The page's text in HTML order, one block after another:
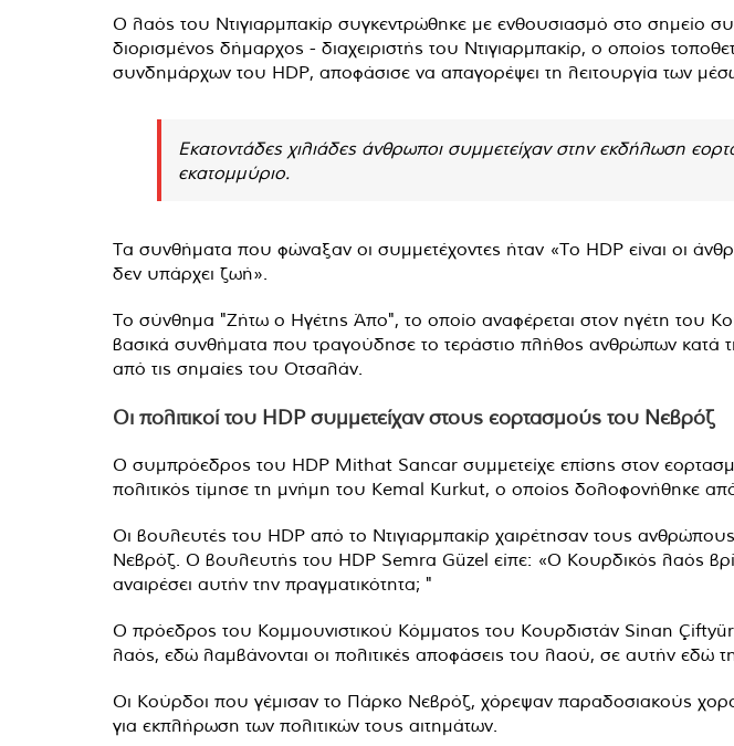
Ο λαός του Ντιγιαρμπακίρ συγκεντρώθηκε με ενθουσιασμό στο σημείο
διορισμένος δήμαρχος - διαχειριστής του Ντιγιαρμπακίρ, ο οποίος
συνδημάρχων του HDP, αποφάσισε να απαγορέψει τη λειτουργία των
Εκατοντάδες χιλιάδες άνθρωποι συμμετείχαν στην εκδήλωση
εκατομμύριο.
Τα συνθήματα που φώναξαν οι συμμετέχοντες ήταν «Το HDP είναι οι
δεν υπάρχει ζωή».
Το σύνθημα "Ζήτω ο Ηγέτης Άπο", το οποίο αναφέρεται στον ηγέτη του
βασικά συνθήματα που τραγούδησε το τεράστιο πλήθος ανθρώπων
από τις σημαίες του Οτσαλάν.
Οι πολιτικοί του HDP συμμετείχαν στους εορτασμούς του Νεβρόζ
Ο συμπρόεδρος του HDP Mithat Sancar συμμετείχε επίσης στον
πολιτικός τίμησε τη μνήμη του Kemal Kurkut, ο οποίος δολοφονήθηκε
Οι βουλευτές του HDP από το Ντιγιαρμπακίρ χαιρέτησαν τους
Νεβρόζ. Ο βουλευτής του HDP Semra Güzel είπε: «Ο Κουρδικός λαός
αναιρέσει αυτήν την πραγματικότητα; "
Ο πρόεδρος του Κομμουνιστικού Κόμματος του Κουρδιστάν Sinan
λαός, εδώ λαμβάνονται οι πολιτικές αποφάσεις του λαού, σε αυτήν εδώ
Οι Κούρδοι που γέμισαν το Πάρκο Νεβρόζ, χόρεψαν παραδοσιακούς
για εκπλήρωση των πολιτικών τους αιτημάτων.